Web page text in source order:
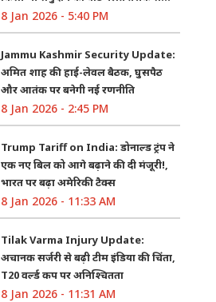
8 Jan 2026 - 5:40 PM
Jammu Kashmir Security Update:
अमित शाह की हाई-लेवल बैठक, घुसपैठ
और आतंक पर बनेगी नई रणनीति
8 Jan 2026 - 2:45 PM
Trump Tariff on India: डोनाल्ड ट्रंप ने
एक नए बिल को आगे बढ़ाने की दी मंजूरी!,
भारत पर बढ़ा अमेरिकी टैक्स
8 Jan 2026 - 11:33 AM
Tilak Varma Injury Update:
अचानक सर्जरी से बढ़ी टीम इंडिया की चिंता,
T20 वर्ल्ड कप पर अनिश्चितता
8 Jan 2026 - 11:31 AM